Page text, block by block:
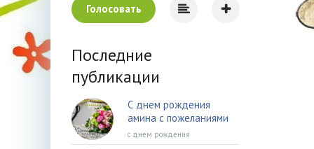
Голосовать
Последние
публикации
С днем рождения
амина с пожеланиями
с днем рождения